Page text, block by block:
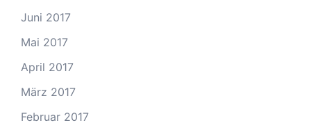
Juni 2017
Mai 2017
April 2017
März 2017
Februar 2017